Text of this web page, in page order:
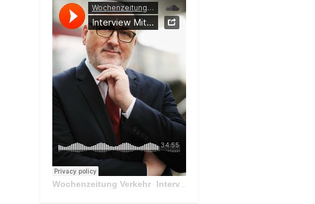
Wochenzeitung Verkehr· Interview Mit Andreas Matthä, CEO der ÖBB Holding